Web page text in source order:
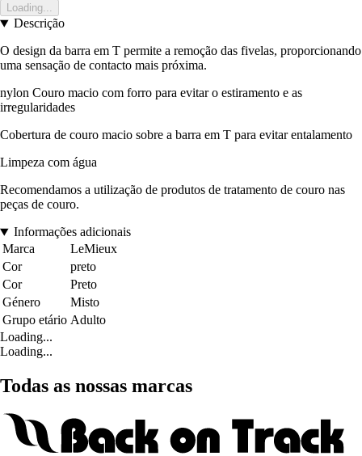
Loading...
Descrição
O design da barra em T permite a remoção das fivelas, proporcionando
uma sensação de contacto mais próxima.
nylon Couro macio com forro para evitar o estiramento e as
irregularidades
Cobertura de couro macio sobre a barra em T para evitar entalamento
Limpeza com água
Recomendamos a utilização de produtos de tratamento de couro nas
peças de couro.
Informações adicionais
Marca
LeMieux
Cor
preto
Cor
Preto
Género
Misto
Grupo etário Adulto
Loading...
Loading...
Todas as nossas marcas